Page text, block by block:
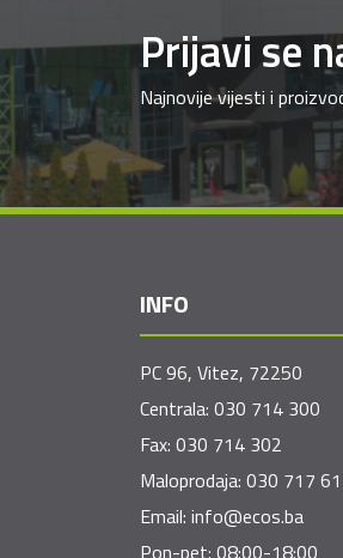
Prijavi se
Najnovije vijesti i
INFO
PC 96, Vitez, 72250
Centrala: 030 714 300
Fax: 030 714 302
Maloprodaja: 030 717
Email: info@ecos.ba
Pon-pet: 08:00-18:00